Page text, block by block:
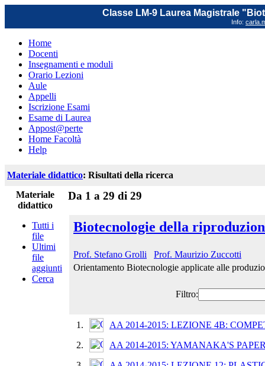
Classe LM-9 Laurea Magistrale
Info:
Home
Docenti
Insegnamenti e moduli
Orario Lezioni
Aule
Appelli
Iscrizione Esami
Esame di Laurea
Appost@perte
Home Facoltà
Help
Materiale didattico: Risultati della ricerca
Materiale
didattico
Tutti i
file
Ultimi
file
aggiunti
Cerca
Da 1 a 29 di 29
Biotecnologie della
Prof. Stefano Grolli
Prof. Maurizio Zuccotti
Orientamento Biotecnologie applicate alle
Filtro:
1.
AA 2014-2015: LEZIONE 4B:
2.
AA 2014-2015: YAMANAKA'S